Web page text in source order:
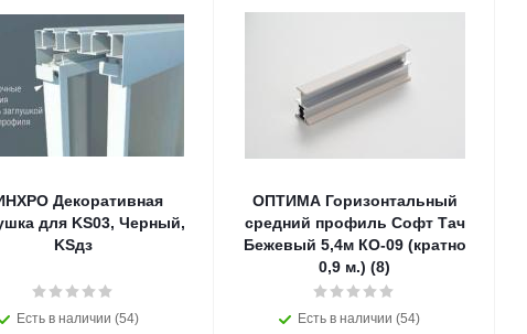
Декоративная
для KS03, Черный,
KSдз
Есть в наличии (54)
ОПТИМА Горизонтальный
средний профиль Софт Тач
Бежевый 5,4м КО-09 (кратно
0,9 м.) (8)
Есть в наличии (54)